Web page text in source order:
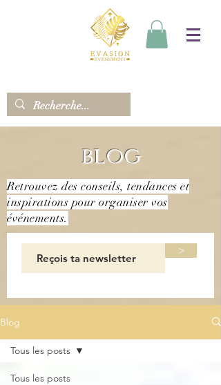
blog
Retrouvez des conseils, tendances et
inspirations pour organiser vos
événements.
>
Blog
Tous les posts
Tous les posts